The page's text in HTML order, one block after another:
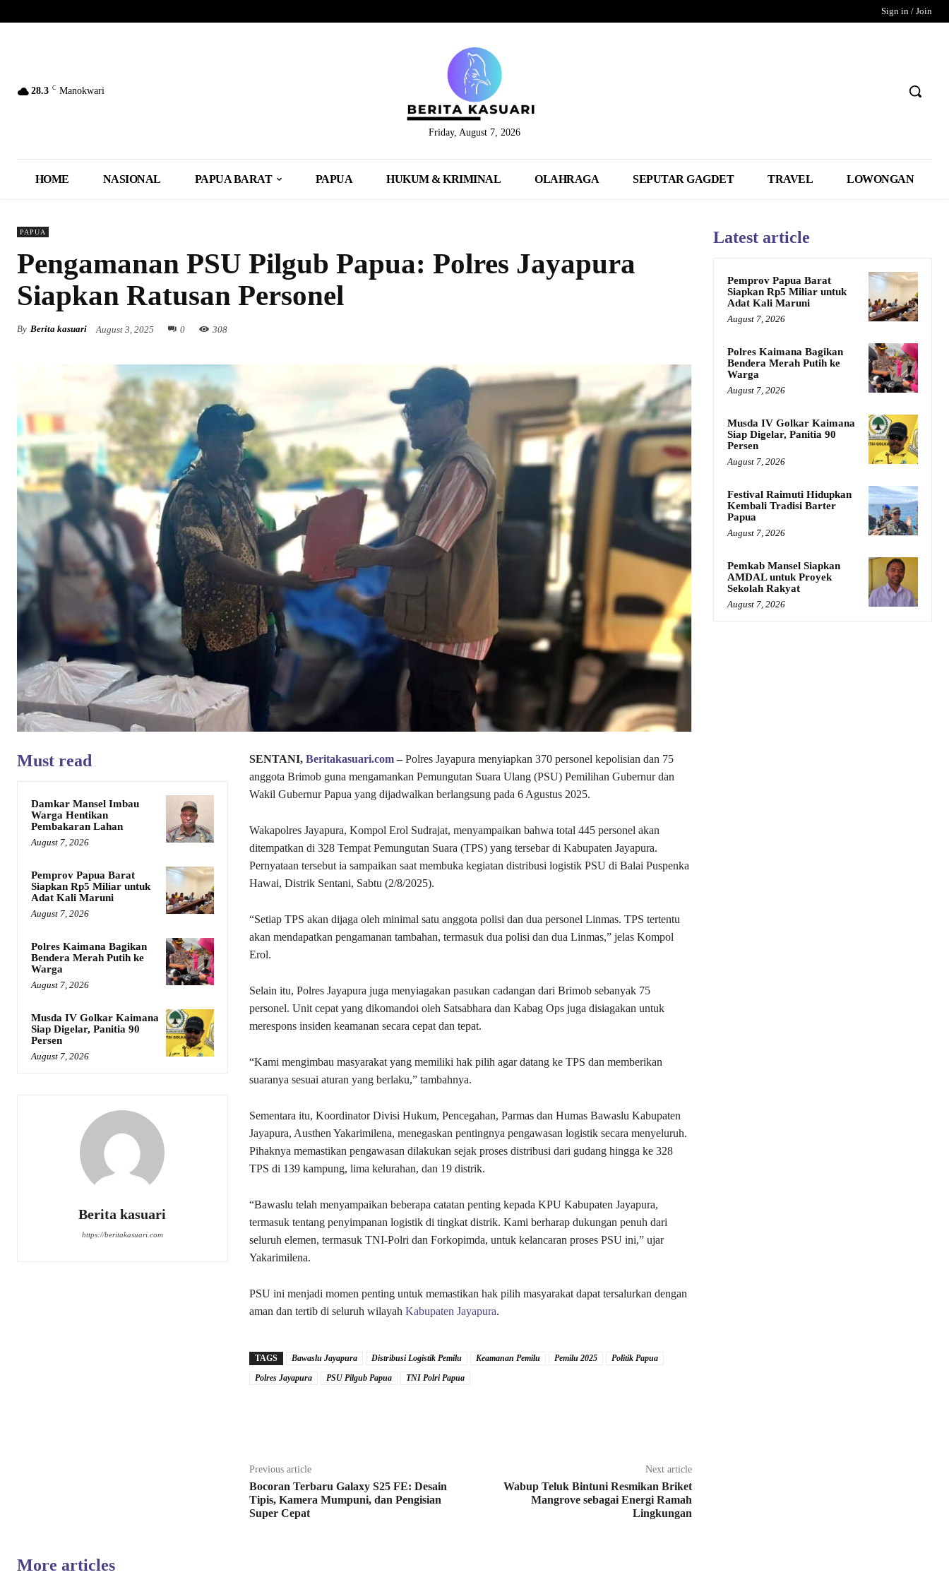
Sign in / Join
28.3 C Manokwari
Friday, August 7, 2026
HOME NASIONAL PAPUA BARAT PAPUA HUKUM & KRIMINAL OLAHRAGA SEPUTAR GAGDET TRAVEL LOWONGAN
PAPUA
Pengamanan PSU Pilgub Papua: Polres Jayapura
Siapkan Ratusan Personel
By Berita kasuari August 3, 2025 0 308
Must read
Damkar Mansel Imbau
Warga Hentikan
Pembakaran Lahan
August 7, 2026
Pemprov Papua Barat
Siapkan Rp5 Miliar untuk
Adat Kali Maruni
August 7, 2026
Polres Kaimana Bagikan
Bendera Merah Putih ke
Warga
August 7, 2026
Musda IV Golkar Kaimana
Siap Digelar, Panitia 90
Persen
August 7, 2026
Berita kasuari
https://beritakasuari.com
SENTANI, Beritakasuari.com–Polres Jayapura menyiapkan 370 personel kepolisian dan 75
anggota Brimob guna mengamankan Pemungutan Suara Ulang (PSU) Pemilihan Gubernur dan
Wakil Gubernur Papua yang dijadwalkan berlangsung pada 6 Agustus 2025.
Wakapolres Jayapura, Kompol Erol Sudrajat, menyampaikan bahwa total 445 personel akan
ditempatkan di 328 Tempat Pemungutan Suara (TPS) yang tersebar di Kabupaten Jayapura.
Pernyataan tersebut ia sampaikan saat membuka kegiatan distribusi logistik PSU di Balai Puspenka
Hawai, Distrik Sentani, Sabtu (2/8/2025).
“Setiap TPS akan dijaga oleh minimal satu anggota polisi dan dua personel Linmas. TPS tertentu
akan mendapatkan pengamanan tambahan, termasuk dua polisi dan dua Linmas,” jelas Kompol
Erol.
Selain itu, Polres Jayapura juga menyiagakan pasukan cadangan dari Brimob sebanyak 75
personel. Unit cepat yang dikomandoi oleh Satsabhara dan Kabag Ops juga disiagakan untuk
merespons insiden keamanan secara cepat dan tepat.
“Kami mengimbau masyarakat yang memiliki hak pilih agar datang ke TPS dan memberikan
suaranya sesuai aturan yang berlaku,” tambahnya.
Sementara itu, Koordinator Divisi Hukum, Pencegahan, Parmas dan Humas Bawaslu Kabupaten
Jayapura, Austhen Yakarimilena, menegaskan pentingnya pengawasan logistik secara menyeluruh.
Pihaknya memastikan pengawasan dilakukan sejak proses distribusi dari gudang hingga ke 328
TPS di 139 kampung, lima kelurahan, dan 19 distrik.
“Bawaslu telah menyampaikan beberapa catatan penting kepada KPU Kabupaten Jayapura,
termasuk tentang penyimpanan logistik di tingkat distrik. Kami berharap dukungan penuh dari
seluruh elemen, termasuk TNI-Polri dan Forkopimda, untuk kelancaran proses PSU ini,” ujar
Yakarimilena.
PSU ini menjadi momen penting untuk memastikan hak pilih masyarakat dapat tersalurkan dengan
aman dan tertib di seluruh wilayah Kabupaten Jayapura.
TAGS Bawaslu Jayapura Distribusi Logistik Pemilu Keamanan Pemilu Pemilu 2025
Politik Papua
Polres Jayapura
PSU Pilgub Papua TNI Polri Papua
Previous article
Bocoran Terbaru Galaxy S25 FE: Desain
Tipis, Kamera Mumpuni, dan Pengisian
Super Cepat
Next article
Wabup Teluk Bintuni Resmikan Briket
Mangrove sebagai Energi Ramah
Lingkungan
More articles
Latest article
Pemprov Papua Barat
Siapkan Rp5 Miliar untuk
Adat Kali Maruni
August 7, 2026
Polres Kaimana Bagikan
Bendera Merah Putih ke
Warga
August 7, 2026
Musda IV Golkar Kaimana
Siap Digelar, Panitia 90
Persen
August 7, 2026
Festival Raimuti Hidupkan
Kembali Tradisi Barter
Papua
August 7, 2026
Pemkab Mansel Siapkan
AMDAL untuk Proyek
Sekolah Rakyat
August 7, 2026